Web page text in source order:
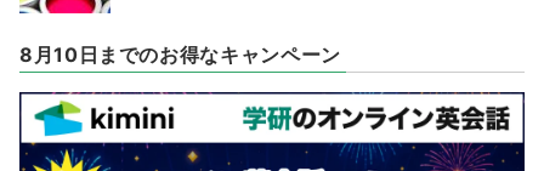
8月10日までのお得なキャンペーン